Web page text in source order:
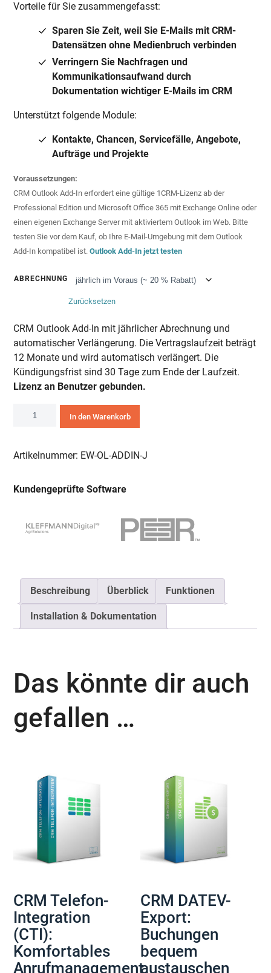
Vorteile für Sie zusammengefasst:
Sparen Sie Zeit, weil Sie E-Mails mit CRM-
Datensätzen ohne Medienbruch verbinden
Verringern Sie Nachfragen und
Kommunikationsaufwand durch
Dokumentation wichtiger E-Mails im CRM
Unterstützt folgende Module:
Kontakte, Chancen, Servicefälle, Angebote,
Aufträge und Projekte
Voraussetzungen:
CRM Outlook Add-In erfordert eine gültige 1CRM-Lizenz ab der
Professional Edition und Microsoft Office 365 mit Exchange Online oder
einen eigenen Exchange Server mit aktiviertem Outlook im Web. Bitte
testen Sie vor dem Kauf, ob Ihre E-Mail-Umgebung mit dem Outlook
Add-In kompatibel ist.Outlook Add-In jetzt testen
ABRECHNUNG
Zurücksetzen
CRM Outlook Add-In mit jährlicher Abrechnung und
automatischer Verlängerung. Die Vertragslaufzeit beträgt
12 Monate und wird automatisch verlängert. Die
Kündigungsfrist sind 30 Tage zum Ende der Laufzeit.
Lizenz an Benutzer gebunden.
CRM
In:
Mails
immer
In den Warenkorb
Artikelnummer: EW-OL-ADDIN-J
Kundengeprüfte Software
Beschreibung Überblick Funktionen
Installation & Dokumentation
Das könnte dir auch
gefallen …
CRM Telefon-
Integration
(CTI):
Komfortables
Anrufmanagement
CRM DATEV-
Export:
Buchungen
bequem
austauschen